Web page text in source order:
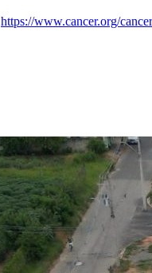
https://www.cancer.org/